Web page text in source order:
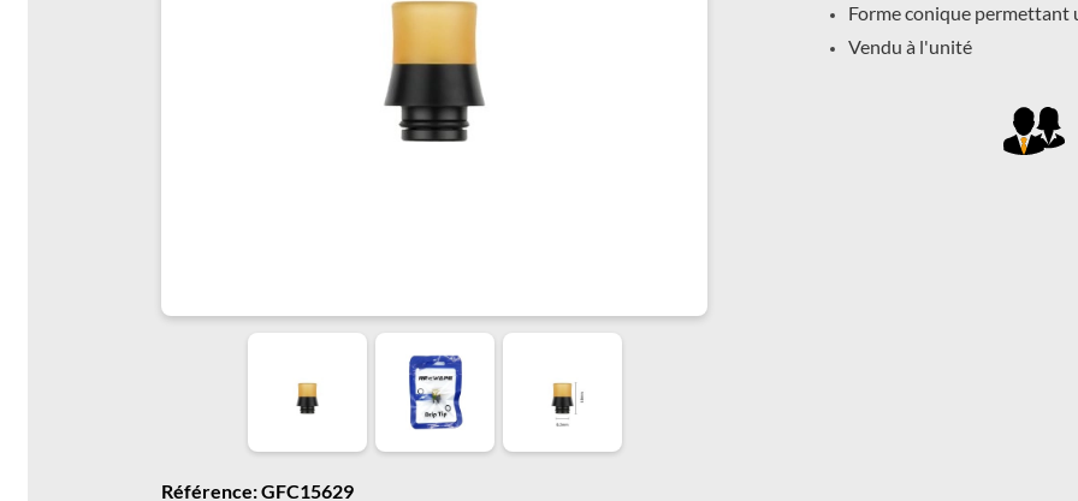
Référence: GFC15629
Forme conique permettant
Vendu à l'unité